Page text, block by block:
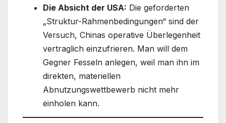
Die Absicht der USA: Die geforderten
„Struktur-Rahmenbedingungen“ sind der
Versuch, Chinas operative Überlegenheit
vertraglich einzufrieren. Man will dem
Gegner Fesseln anlegen, weil man ihn im
direkten, materiellen
Abnutzungswettbewerb nicht mehr
einholen kann.